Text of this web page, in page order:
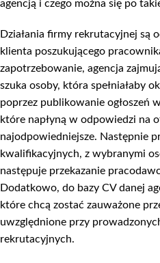
agencją i czego można się po
Działania firmy rekrutacyjnej są
klienta poszukującego
zapotrzebowanie, agencja
szuka osoby, która spełniałaby
poprzez publikowanie ogłoszeń
które napłyną w odpowiedzi na
najodpowiedniejsze. Następnie
kwalifikacyjnych, z wybranymi
następuje przekazanie
Dodatkowo, do bazy CV danej
które chcą zostać zauważone
uwzględnione przy
rekrutacyjnych.